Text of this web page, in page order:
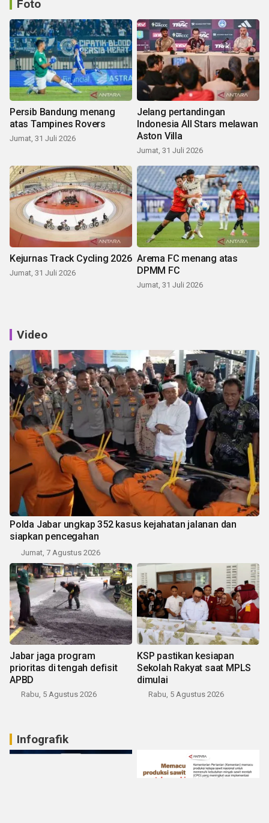
Foto
Persib Bandung menang
atas Tampines Rovers
Jumat, 31 Juli 2026
Jelang pertandingan
Indonesia All Stars melawan
Aston Villa
Jumat, 31 Juli 2026
Kejurnas Track Cycling 2026
Jumat, 31 Juli 2026
Arema FC menang atas
DPMM FC
Jumat, 31 Juli 2026
Video
Polda Jabar ungkap 352 kasus kejahatan jalanan dan
siapkan pencegahan
Jumat, 7 Agustus 2026
Jabar jaga program
prioritas di tengah defisit
APBD
Rabu, 5 Agustus 2026
KSP pastikan kesiapan
Sekolah Rakyat saat MPLS
dimulai
Rabu, 5 Agustus 2026
Infografik